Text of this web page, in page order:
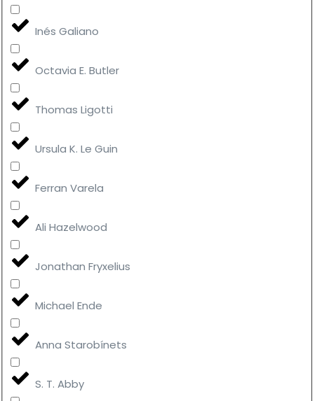
Inés Galiano
Octavia E. Butler
Thomas Ligotti
Ursula K. Le Guin
Ferran Varela
Ali Hazelwood
Jonathan Fryxelius
Michael Ende
Anna Starobínets
S. T. Abby